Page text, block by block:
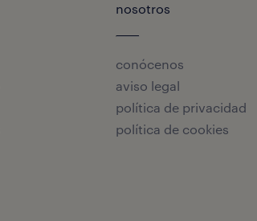
nosotros
conócenos
aviso legal
política de privacidad
política de cookies